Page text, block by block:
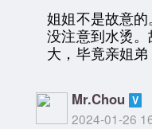
姐姐不是故意
没注意到水烫
大，毕竟亲姐弟
Mr.Chou
2024-01-26